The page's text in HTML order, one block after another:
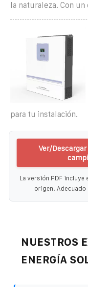
la naturaleza. Con
para tu instalación.
Ver/Descargar
La versión PDF
origen.
NUESTROS
ENERGÍA